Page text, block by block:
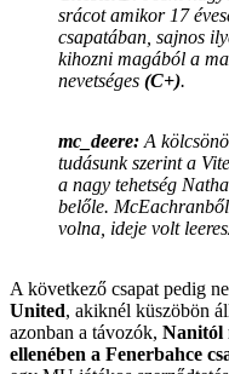
srácot amikor 17
csapatában, sajnos
kihozni magából a
nevetséges (C+).
mc_deere: A
tudásunk szerint a
a nagy tehetség
belőle.
volna, ideje volt
A következő csapat pedig
United, akiknél küszöbön
azonban a távozók, Nanitól
ellenében a Fenerbahce